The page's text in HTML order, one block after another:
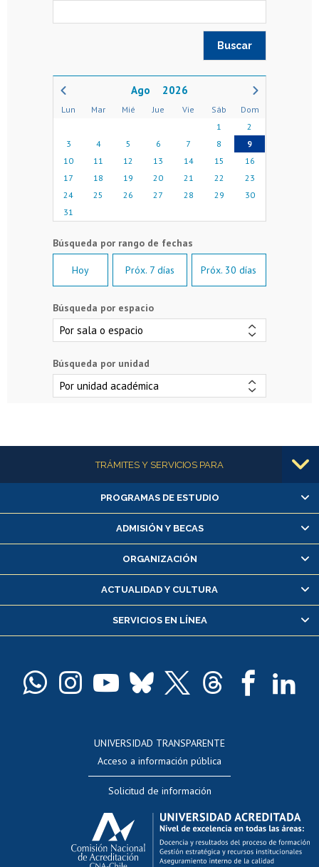
2026
Lun Mar Mié Jue Vie Sáb
Dom
1
2
3
4 5 6 7 8
9
10
11 12 13 14 15
16
17
18 19 20 21 22
23
24
25 26 27 28 29
30
31
Hoy Próx. 7 días Próx. 30 días
Búsqueda por espacio
Búsqueda por unidad
Más informaciónTRÁMITES Y SERVICIOS PARA
Alumnas/os y exalumnas/os
Matrícula en línea
Inscripción y cambio de asignaturas
Consulta y certificado de notas
Servicio médico y dental
Pago de arancel y crédito alumnos
Docentes
Evaluación docente
Calificación académica
Postulación al AUCAI
Funcionarias/os
PROGRAMAS DE ESTUDIO
ADMISIÓN Y BECAS
ORGANIZACIÓN
ACTUALIDAD Y CULTURA
SERVICIOS EN LÍNEA
UNIVERSIDAD TRANSPARENTE
Acceso a información pública
Solicitud de información